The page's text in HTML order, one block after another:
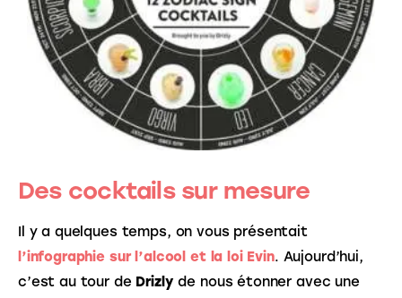
Des cocktails sur mesure
Il y a quelques temps, on vous présentait
l’infographie sur l’alcool et la loi Evin. Aujourd’hui,
c’est au tour de Drizly de nous étonner avec une